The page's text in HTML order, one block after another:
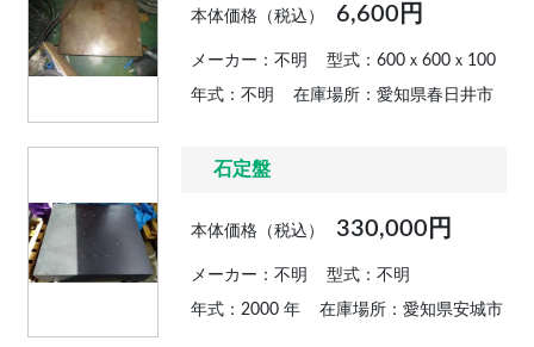
本体価格（税込） 6,600円
メーカー：不明 型式：600ｘ600ｘ100
年式：不明 在庫場所：愛知県春日井市
石定盤
本体価格（税込） 330,000円
メーカー：不明 型式：不明
年式：2000 年 在庫場所：愛知県安城市